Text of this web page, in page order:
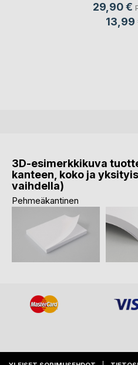
29,90 €
13,99
3D-esimerkkikuva
kanteen, koko ja
vaihdella)
Pehmeäkantinen